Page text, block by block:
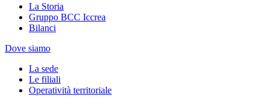
La Storia
Gruppo BCC Iccrea
Bilanci
Dove siamo
La sede
Le filiali
Operatività territoriale